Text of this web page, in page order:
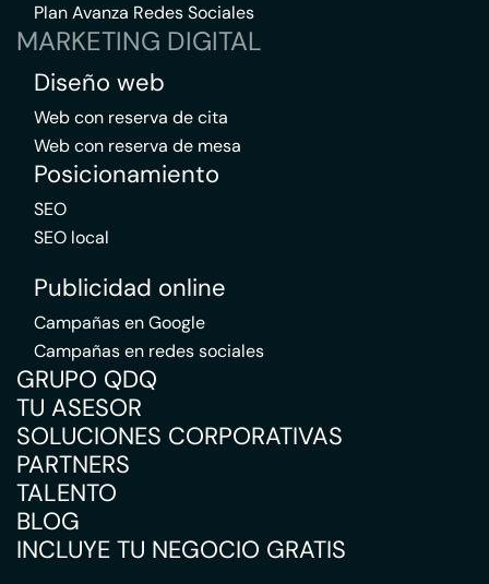
Plan Avanza Redes Sociales
MARKETING DIGITAL
Diseño web
Web con reserva de cita
Web con reserva de mesa
Posicionamiento
SEO
SEO local
Publicidad online
Campañas en Google
Campañas en redes sociales
GRUPO QDQ
TU ASESOR
SOLUCIONES CORPORATIVAS
PARTNERS
TALENTO
BLOG
INCLUYE TU NEGOCIO GRATIS